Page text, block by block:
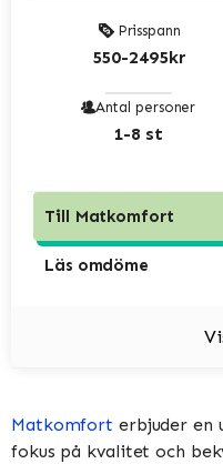
Prisspann
550-2495kr
Antal personer
1-8 st
Till Matkomfort
Läs omdöme
Matkomfort erbjuder en
fokus på kvalitet och